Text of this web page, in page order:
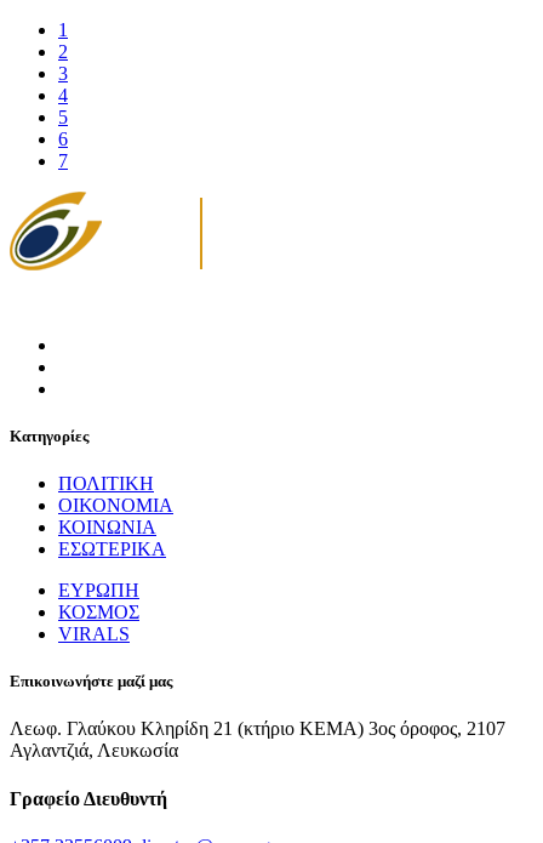
1
2
3
4
5
6
7
Κατηγορίες
ΠΟΛΙΤΙΚΗ
ΟΙΚΟΝΟΜΙΑ
ΚΟΙΝΩΝΙΑ
ΕΣΩΤΕΡΙΚΑ
ΕΥΡΩΠΗ
ΚΟΣΜΟΣ
VIRALS
Επικοινωνήστε μαζί μας
Λεωφ. Γλαύκου Κληρίδη 21 (κτήριο ΚΕΜΑ) 3ος όροφος, 2107
Αγλαντζιά, Λευκωσία
Γραφείο Διευθυντή